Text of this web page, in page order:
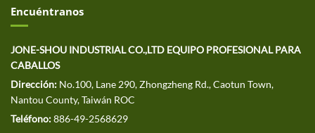
Encuéntranos
JONE-SHOU INDUSTRIAL CO.,LTD EQUIPO PROFESIONAL PARA
CABALLOS
Dirección: No.100, Lane 290, Zhongzheng Rd., Caotun Town,
Nantou County, Taiwán ROC
Teléfono:886-49-2568629